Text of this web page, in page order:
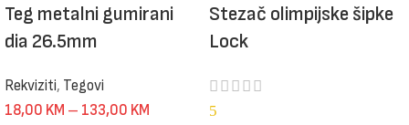
Teg metalni gumirani
dia 26.5mm
Rekviziti, Tegovi
18,00 KM – 133,00 KM
Stezač olimpijske šipke
Lock
5